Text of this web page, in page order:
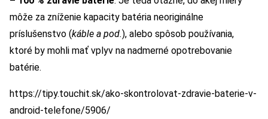
môže za zníženie kapacity batéria neoriginálne
príslušenstvo (káble a pod.), alebo spôsob používania,
ktoré by mohli mať vplyv na nadmerné opotrebovanie
batérie.
https://tipy.touchit.sk/ako-skontrolovat-zdravie-baterie-v-
android-telefone/5906/